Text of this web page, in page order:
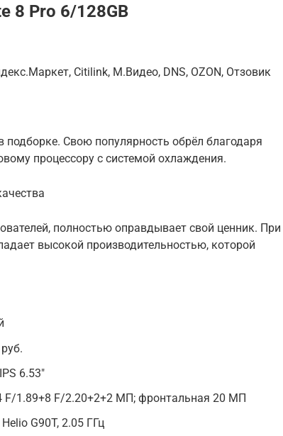
8 Pro 6/128GB
Citilink, М.Видео, DNS, OZON, Отзовик
Свою популярность обрёл благодаря
процессору с системой охлаждения.
полностью оправдывает свой ценник. При
высокой производительностью, которой
6.53″
F/1.89+8 F/2.20+2+2 МП; фронтальная 20 МП
G90T, 2.05 ГГц